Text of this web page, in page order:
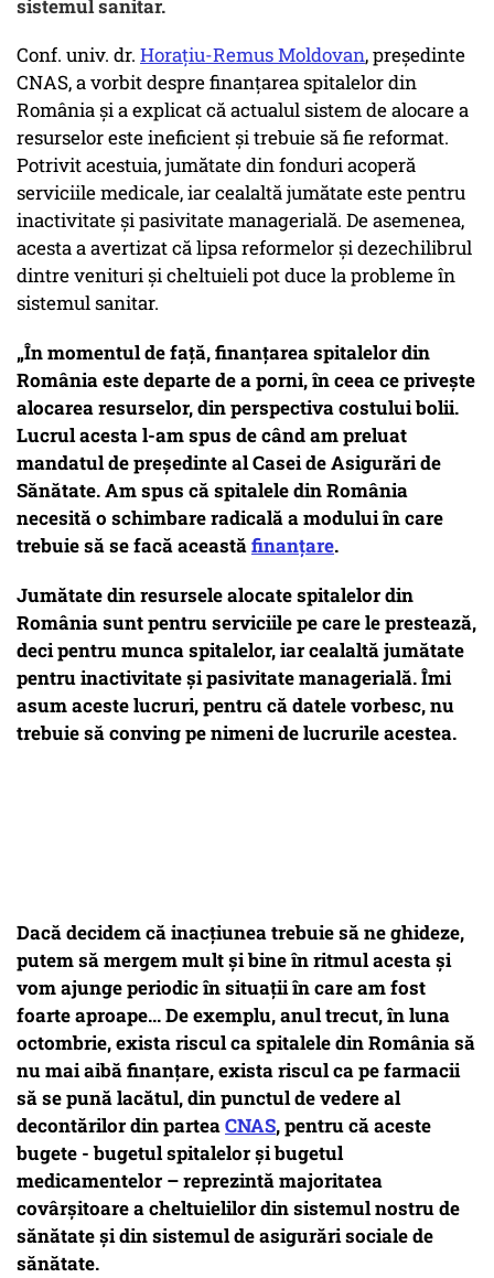
sistemul sanitar.
Conf. univ. dr. Horațiu-Remus Moldovan, președinte
CNAS, a vorbit despre finanțarea spitalelor din
România și a explicat că actualul sistem de alocare a
resurselor este ineficient și trebuie să fie reformat.
Potrivit acestuia, jumătate din fonduri acoperă
serviciile medicale, iar cealaltă jumătate este pentru
inactivitate și pasivitate managerială. De asemenea,
acesta a avertizat că lipsa reformelor și dezechilibrul
dintre venituri și cheltuieli pot duce la probleme în
sistemul sanitar.
„În momentul de față, finanțarea spitalelor din
România este departe de a porni, în ceea ce privește
alocarea resurselor, din perspectiva costului bolii.
Lucrul acesta l-am spus de când am preluat
mandatul de președinte al Casei de Asigurări de
Sănătate. Am spus că spitalele din România
necesită o schimbare radicală a modului în care
trebuie să se facă aceastăfinanțare.
Jumătate din resursele alocate spitalelor din
România sunt pentru serviciile pe care le prestează,
deci pentru munca spitalelor, iar cealaltă jumătate
pentru inactivitate și pasivitate managerială. Îmi
asum aceste lucruri, pentru că datele vorbesc, nu
trebuie să conving pe nimeni de lucrurile acestea.
Dacă decidem că inacțiunea trebuie să ne ghideze,
putem să mergem mult și bine în ritmul acesta și
vom ajunge periodic în situații în care am fost
foarte aproape... De exemplu, anul trecut, în luna
octombrie, exista riscul ca spitalele din România să
nu mai aibă finanțare, exista riscul ca pe farmacii
să se pună lacătul, din punctul de vedere al
decontărilor din parteaCNAS, pentru că aceste
bugete -bugetul spitalelor și bugetul
medicamentelor– reprezintă majoritatea
covârșitoare a cheltuielilor din sistemul nostru de
sănătate și din sistemul de asigurări sociale de
sănătate.